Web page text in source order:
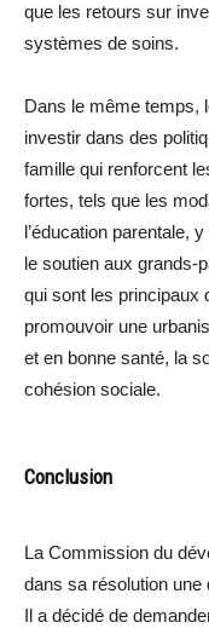
que les retours sur
systèmes de soins.
Dans le même temps,
investir dans des
famille qui renforcent
fortes, tels que les
l’éducation parentale,
le soutien aux grands-
qui sont les principaux
promouvoir une
et en bonne santé, la
cohésion sociale.
Conclusion
La Commission du
dans sa résolution une
Il a décidé de